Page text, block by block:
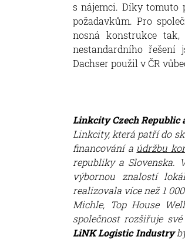
s nájemci. Díky tomuto
požadavkům. Pro
nosná konstrukce
nestandardního
Dachser použil v ČR
Linkcity Czech Republic
Linkcity, která patří do
financování a údržbu
republiky a Slovenska.
výbornou znalostí
realizovala více než 1
Michle, Top House
společnost rozšiřuje
LiNK Logistic Industry